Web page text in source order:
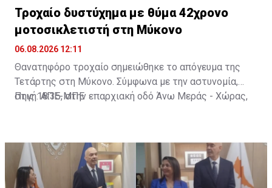
Τροχαίο δυστύχημα με θύμα 42χρονο
μοτοσικλετιστή στη Μύκονο
06.08.2026 12:11
Θανατηφόρο τροχαίο σημειώθηκε το απόγευμα της
Τετάρτης στη Μύκονο. Σύμφωνα με την αστυνομία,
στις 18:35, στην επαρχιακή οδό Άνω Μεράς - Χώρας,
συγκρούστηκε με Ι.Χ. αυτοκίνητο που οδηγούσε
25χρονος. Από τη σύγκρουση ο 42χρονος
τραυματίστηκε θανάσιμα. Τα αίτια του δυστυχήματος
διερευνώνται από την Υποδιεύθυνση Αστυνομίας
Πηγή: ΑΠΕ-ΜΠΕ